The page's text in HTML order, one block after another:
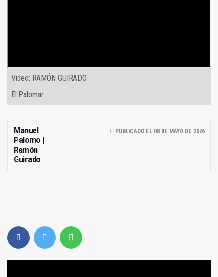
Video: RAMÓN GUIRADO
El Palomar.
Manuel
Palomo |
Ramón
Guirado
PUBLICADO EL 08 DE MAYO DE 2026